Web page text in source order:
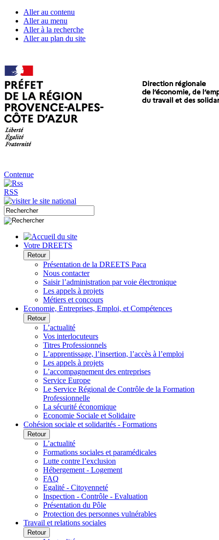
Aller au contenu
Aller au menu
Aller à la recherche
Aller au plan du site
Contenue
RSS
Votre DREETS
Retour
Présentation de la DREETS Paca
Nous contacter
Saisir l’administration par voie électronique
Les appels à projets
Métiers et concours
Economie, Entreprises, Emploi, et Compétences
Retour
L’actualité
Vos interlocuteurs
Titres Professionnels
L’apprentissage, l’insertion, l’accès à l’emploi
Les appels à projets
L’accompagnement des entreprises
Service Europe
Le Service Régional de Contrôle de la Formation
Professionnelle
La sécurité économique
Economie Sociale et Solidaire
Cohésion sociale et solidarités - Formations
Retour
L’actualité
Formations sociales et paramédicales
Lutte contre l’exclusion
Hébergement - Logement
FAQ
Egalité - Citoyenneté
Inspection - Contrôle - Evaluation
Présentation du Pôle
Protection des personnes vulnérables
Travail et relations sociales
Retour